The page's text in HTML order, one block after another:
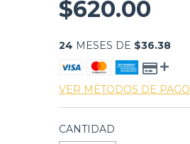
$620.00
24 MESES DE $36.38
VER MÉTODOS DE PAGO
CANTIDAD